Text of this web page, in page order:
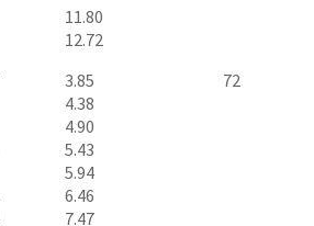
11.80
12.72
3.85
4.38
4.90
5.43
5.94
6.46
7.47
72